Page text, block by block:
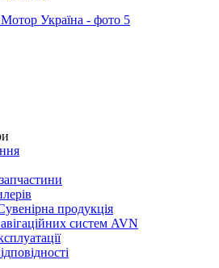
продукція
систем AVN